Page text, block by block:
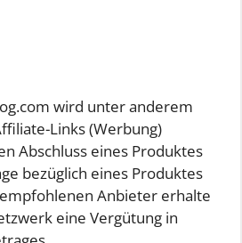
wird unter anderem
Links (Werbung)
Abschluss eines Produktes
bezüglich eines Produktes
Anbieter erhalte
eine Vergütung in